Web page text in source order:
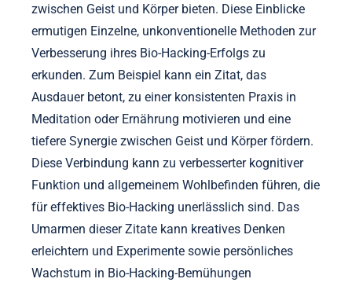
zwischen Geist und Körper bieten. Diese Einblicke
ermutigen Einzelne, unkonventionelle Methoden zur
Verbesserung ihres Bio-Hacking-Erfolgs zu
erkunden. Zum Beispiel kann ein Zitat, das
Ausdauer betont, zu einer konsistenten Praxis in
Meditation oder Ernährung motivieren und eine
tiefere Synergie zwischen Geist und Körper fördern.
Diese Verbindung kann zu verbesserter kognitiver
Funktion und allgemeinem Wohlbefinden führen, die
für effektives Bio-Hacking unerlässlich sind. Das
Umarmen dieser Zitate kann kreatives Denken
erleichtern und Experimente sowie persönliches
Wachstum in Bio-Hacking-Bemühungen